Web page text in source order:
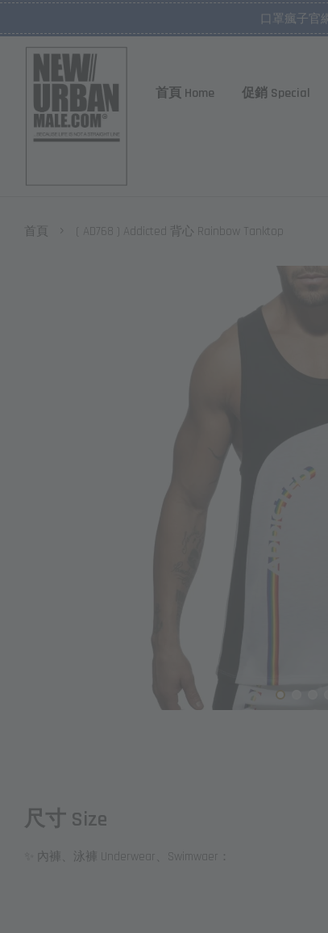
口罩瘋子官
首頁 Home 促銷 Special
首頁 › ( AD768 ) Addicted 背心 Rainbow Tanktop
尺寸 Size
✨ 內褲、泳褲 Underwear、Swimwaer：